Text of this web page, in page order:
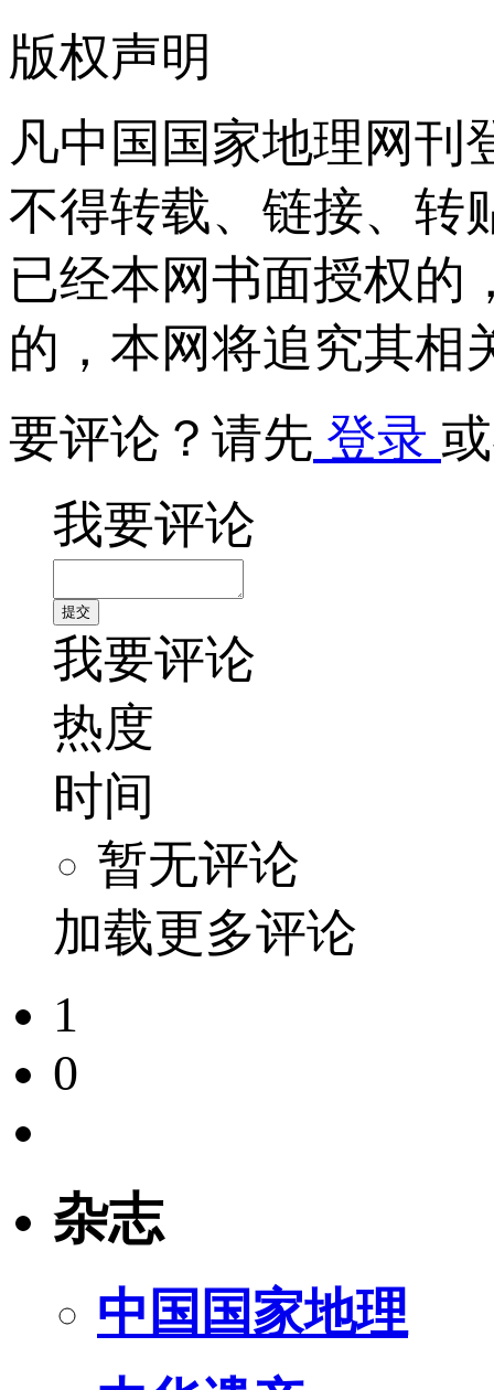
版权声明
凡中国国家地理网刊
不得转载、链接、转
已经本网书面授权的
的，本网将追究其相
要评论？请先 登录
我要评论
我要评论
热度
时间
暂无评论
加载更多评论
1
0
杂志
中国国家地理